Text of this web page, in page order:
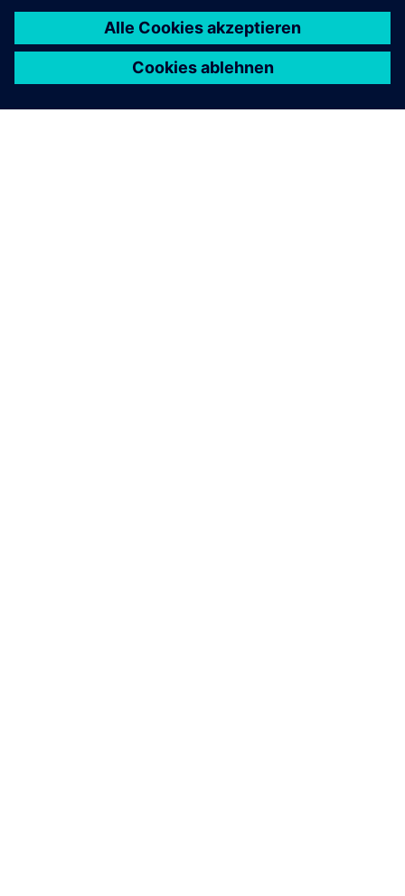
redundancy into control & automation systems,
communication protocols, and integration points
across EPMS and BMS.